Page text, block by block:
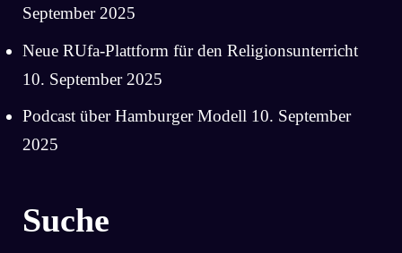
September 2025
Neue RUfa-Plattform für den Religionsunterricht
10. September 2025
Podcast über Hamburger Modell 10. September
2025
Suche